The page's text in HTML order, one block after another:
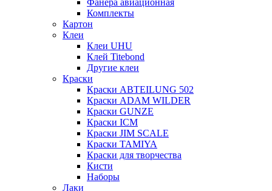
Фанера авиационная
Комплекты
Картон
Клеи
Клеи UHU
Клей Titebond
Другие клеи
Краски
Краски ABTEILUNG 502
Краски ADAM WILDER
Краски GUNZE
Краски ICM
Краски JIM SCALE
Краски TAMIYA
Краски для творчества
Кисти
Наборы
Лаки